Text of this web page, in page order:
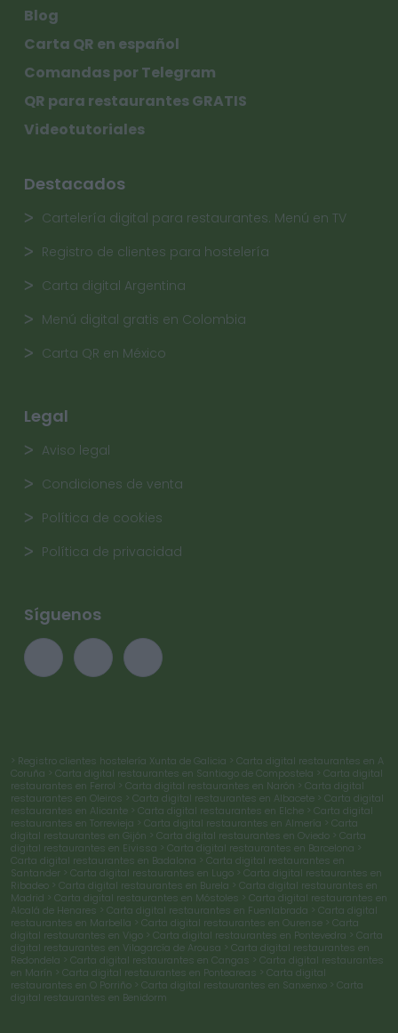
Blog
Carta QR en español
Comandas por Telegram
QR para restaurantes GRATIS
Videotutoriales
Destacados
Cartelería digital para restaurantes. Menú en TV
Registro de clientes para hostelería
Carta digital Argentina
Menú digital gratis en Colombia
Carta QR en México
Legal
Aviso legal
Condiciones de venta
Política de cookies
Política de privacidad
Síguenos
> Registro clientes hostelería Xunta de Galicia > Carta digital restaurantes en A
Coruña > Carta digital restaurantes en Santiago de Compostela > Carta digital
restaurantes en Ferrol > Carta digital restaurantes en Narón > Carta digital
restaurantes en Oleiros > Carta digital restaurantes en Albacete > Carta digital
restaurantes en Alicante > Carta digital restaurantes en Elche > Carta digital
restaurantes en Torrevieja > Carta digital restaurantes en Almería > Carta
digital restaurantes en Gijón > Carta digital restaurantes en Oviedo > Carta
digital restaurantes en Eivissa > Carta digital restaurantes en Barcelona >
Carta digital restaurantes en Badalona > Carta digital restaurantes en
Santander > Carta digital restaurantes en Lugo > Carta digital restaurantes en
Ribadeo > Carta digital restaurantes en Burela > Carta digital restaurantes en
Madrid > Carta digital restaurantes en Móstoles > Carta digital restaurantes en
Alcalá de Henares > Carta digital restaurantes en Fuenlabrada > Carta digital
restaurantes en Marbella > Carta digital restaurantes en Ourense > Carta
digital restaurantes en Vigo > Carta digital restaurantes en Pontevedra > Carta
digital restaurantes en Vilagarcía de Arousa > Carta digital restaurantes en
Redondela > Carta digital restaurantes en Cangas > Carta digital restaurantes
en Marín > Carta digital restaurantes en Ponteareas > Carta digital
restaurantes en O Porriño > Carta digital restaurantes en Sanxenxo > Carta
digital restaurantes en Benidorm